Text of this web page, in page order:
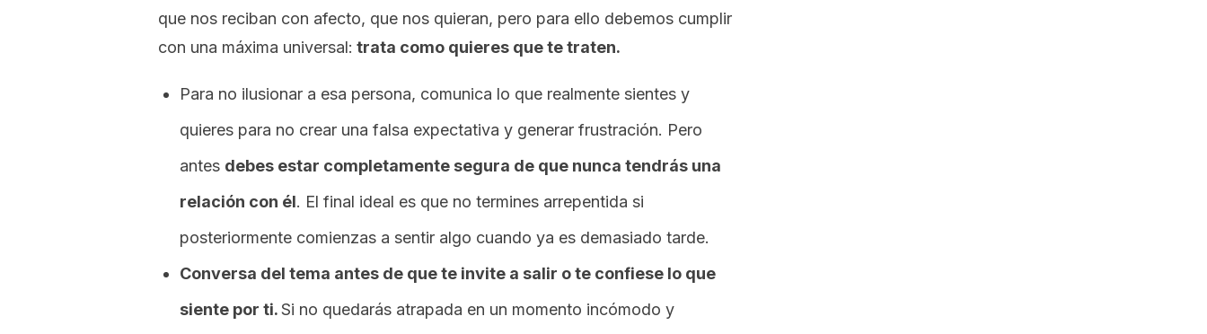
que nos reciban con afecto, que nos quieran, pero para ello debemos cumplir
con una máxima universal: trata como quieres que te traten.
Para no ilusionar a esa persona, comunica lo que realmente sientes y
quieres para no crear una falsa expectativa y generar frustración. Pero
antes debes estar completamente segura de que nunca tendrás una
relación con él. El final ideal es que no termines arrepentida si
posteriormente comienzas a sentir algo cuando ya es demasiado tarde.
Conversa del tema antes de que te invite a salir o te confiese lo que
siente por ti.Si no quedarás atrapada en un momento incómodo y